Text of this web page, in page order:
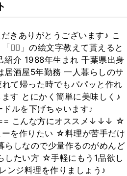
きありがとうございます♪ こ
🙋‍♂️」の絵文字教えて貰えると
紹介 1988年生まれ 千葉県出身
居酒屋5年勤務 一人暮らしのサ
て帰った時でもパパッと作れ
す とにかく簡単に美味しく♪
ルを下げちゃいます♪
こんな方にオススメ↓↓↓ ☆
を作りたい ☆料理が苦手だけ
しなので少量作るのがめんど
したい方 ☆手軽にもう1品欲し
ンジ料理を作りましょう♪